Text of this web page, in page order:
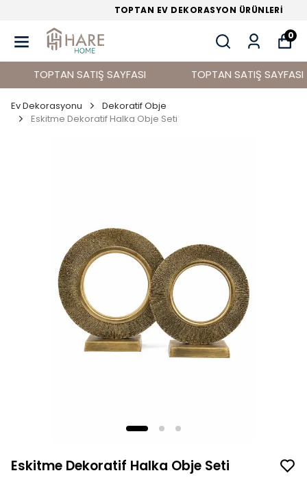
TOPTAN EV DEKORASYON ÜRÜNLERİ
0
TOPTAN SATIŞ SAYFASI TOPTAN SATIŞ SAYFASI
Ev Dekorasyonu
Dekoratif Obje
Eskitme Dekoratif Halka Obje Seti
Eskitme Dekoratif Halka Obje Seti